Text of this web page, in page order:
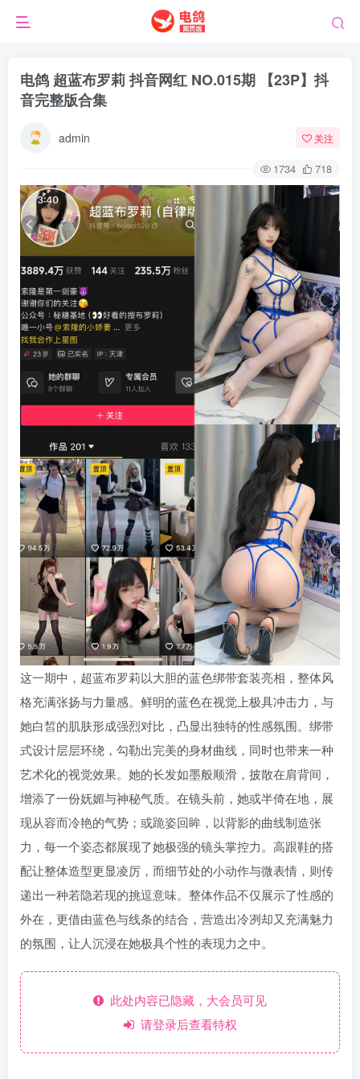
电鸽 超蓝布罗莉 抖音网红 NO.015期 【23P】抖
音完整版合集
admin 关注
1734 718
这一期中，超蓝布罗莉以大胆的蓝色绑带套装亮相，整体风
格充满张扬与力量感。鲜明的蓝色在视觉上极具冲击力，与
她白皙的肌肤形成强烈对比，凸显出独特的性感氛围。绑带
式设计层层环绕，勾勒出完美的身材曲线，同时也带来一种
艺术化的视觉效果。她的长发如墨般顺滑，披散在肩背间，
增添了一份妩媚与神秘气质。在镜头前，她或半倚在地，展
现从容而冷艳的气势；或跪姿回眸，以背影的曲线制造张
力，每一个姿态都展现了她极强的镜头掌控力。高跟鞋的搭
配让整体造型更显凌厉，而细节处的小动作与微表情，则传
递出一种若隐若现的挑逗意味。整体作品不仅展示了性感的
外在，更借由蓝色与线条的结合，营造出冷冽却又充满魅力
的氛围，让人沉浸在她极具个性的表现力之中。
此处内容已隐藏，大会员可见
请登录后查看特权